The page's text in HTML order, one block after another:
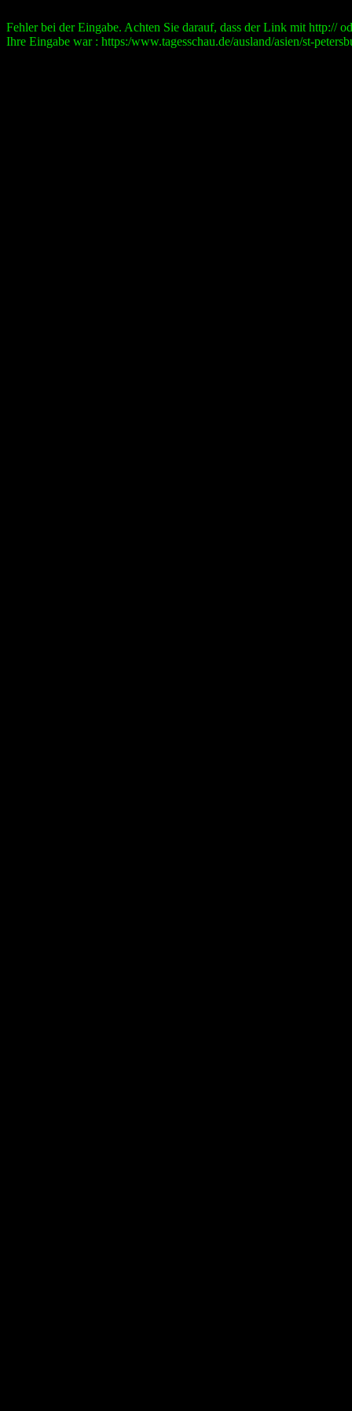
Fehler bei der Eingabe. Achten Sie darauf, dass der Link mit http://
Ihre Eingabe war : https:/www.tagesschau.de/ausland/asien/st-